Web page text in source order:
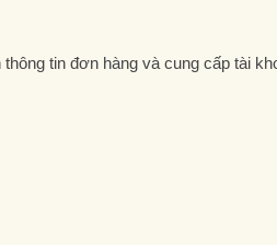
tin đơn hàng và cung cấp tài